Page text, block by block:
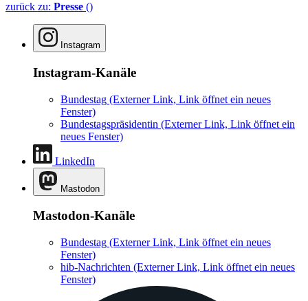
zurück zu: Presse ()
Instagram
Instagram-Kanäle
Bundestag (Externer Link, Link öffnet ein neues
Fenster)
Bundestagspräsidentin (Externer Link, Link öffnet ein
neues Fenster)
LinkedIn
Mastodon
Mastodon-Kanäle
Bundestag (Externer Link, Link öffnet ein neues
Fenster)
hib-Nachrichten (Externer Link, Link öffnet ein neues
Fenster)